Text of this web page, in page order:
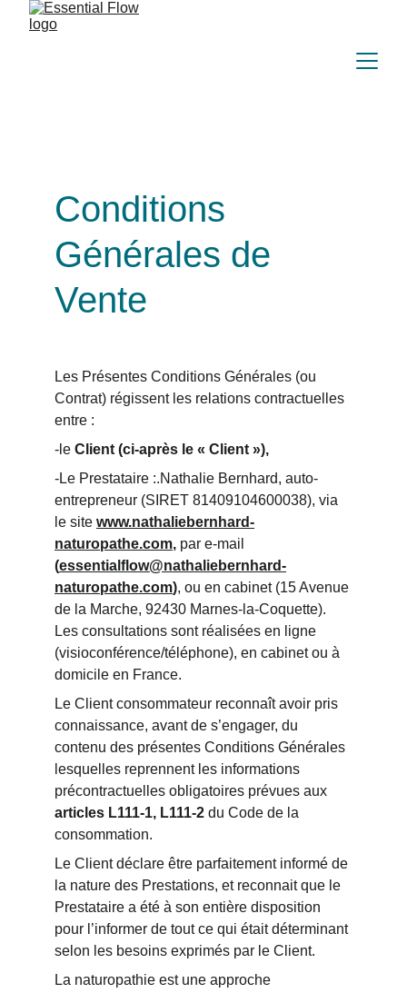
Conditions
Générales de
Vente
Les Présentes Conditions Générales (ou
Contrat) régissent les relations contractuelles
entre :
-le Client (ci-après le « Client »),
-Le Prestataire :.Nathalie Bernhard, auto-
entrepreneur (SIRET 81409104600038), via
le site www.nathaliebernhard-
naturopathe.com, par e-mail
(essentialflow@nathaliebernhard-
naturopathe.com), ou en cabinet (15 Avenue
de la Marche, 92430 Marnes-la-Coquette).
Les consultations sont réalisées en ligne
(visioconférence/téléphone), en cabinet ou à
domicile en France.
Le Client consommateur reconnaît avoir pris
connaissance, avant de s’engager, du
contenu des présentes Conditions Générales
lesquelles reprennent les informations
précontractuelles obligatoires prévues aux
articles L111-1, L111-2 du Code de la
consommation.
Le Client déclare être parfaitement informé de
la nature des Prestations, et reconnait que le
Prestataire a été à son entière disposition
pour l’informer de tout ce qui était déterminant
selon les besoins exprimés par le Client.
La naturopathie est une approche